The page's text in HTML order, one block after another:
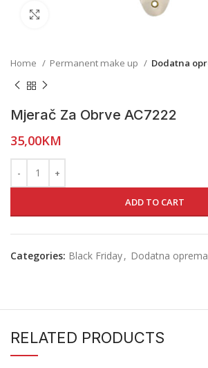
Home Permanent make up Dodatna
Mjerač Za Obrve AC7222
35,00KM
ADD TO CART
Categories: Black Friday, Dodatna
RELATED PRODUCTS